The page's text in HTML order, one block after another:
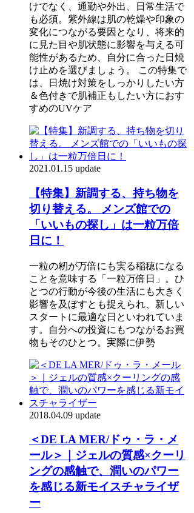
けでなく、通勤や外出、日常生活で
も必須。紫外線は肌の乾燥や印象の
変化につながる要因となり、将来的
に見た目や肌状態に影響を与える可
能性があるため、自分に合った日焼
け止めを選びましょう。 この特集で
は、日焼け対策をしっかりしたい方
＆色付きで肌補正もしたい方におす
すめのUVケア
2021.01.15 update
【特集】新調する、持ち物を
切り替える。 メンズ館での
「いいもの探し」は一粒万倍
日に！
一粒の籾が万倍にも実る稲穂になる
ことを意味する「一粒万倍日」。ひ
とつの行動が今後の生活にも大きく
影響を及ぼすとも捉えられ、新しい
スタートに最適な日といわれていま
す。自分への投資にもつながるお買
物もそのひとつ。実際に伊勢
2018.04.09 update
＜DE LA MER/ドゥ・ラ・メ
ール＞｜ジェルの質感×クーリ
ングの感触で、潤いのパワー
を感じる新モイスチャライザ
ー